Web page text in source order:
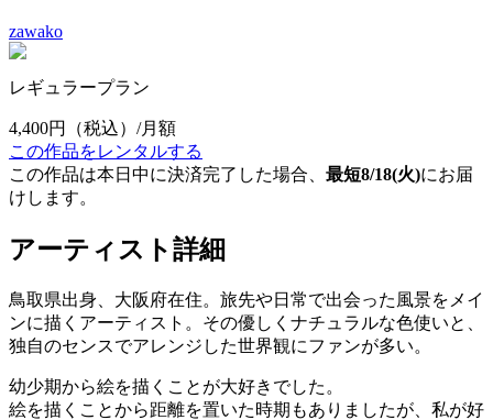
zawako
レギュラープラン
4,400円
（税込）/月額
この作品をレンタルする
この作品は本日中に決済完了した場合、 最短8/18(火)にお届
けします。
アーティスト詳細
鳥取県出身、大阪府在住。旅先や日常で出会った風景をメイ
ンに描くアーティスト。その優しくナチュラルな色使いと、
独自のセンスでアレンジした世界観にファンが多い。
幼少期から絵を描くことが大好きでした。
絵を描くことから距離を置いた時期もありましたが、私が好